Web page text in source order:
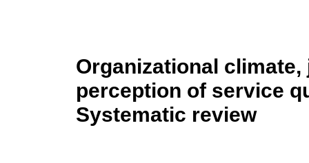
Organizational
perception of service
Systematic review